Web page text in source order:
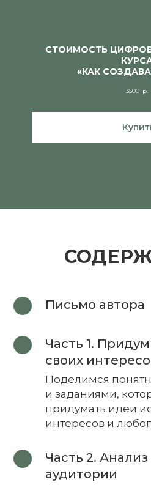
СТОИМОСТЬ
«КАК
3500 р.
Письмо автора
Часть 1.
своих
Поделимся
и заданиями,
придумать идеи
интересов и
Часть 2.
аудитории